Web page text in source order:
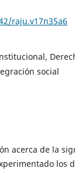
raju.v17n35a6
social
acerca de la
los